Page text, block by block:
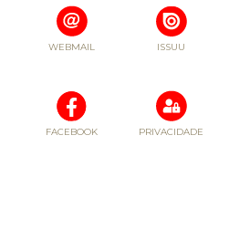
WEBMAIL ISSUU
FACEBOOK PRIVACIDADE